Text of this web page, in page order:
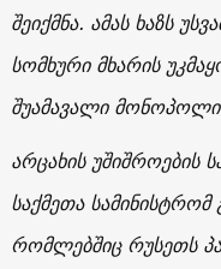
შეიქმნა. ამას ხაზს
სომხური მხარის
შუამავალი
არცახის უშიშროების
საქმეთა
რომლებშიც რუსეთს